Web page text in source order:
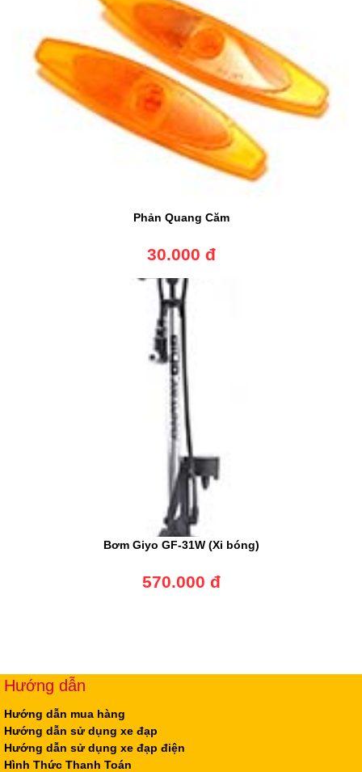
Phản Quang Căm
30.000 đ
Bơm Giyo GF-31W (Xi bóng)
570.000 đ
Hướng dẫn
Hướng dẫn mua hàng
Hướng dẫn sử dụng xe đạp
Hướng dẫn sử dụng xe đạp điện
Hình Thức Thanh Toán